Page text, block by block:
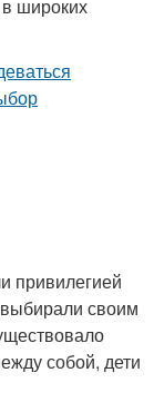
широких
привилегией
своим
собой, дети